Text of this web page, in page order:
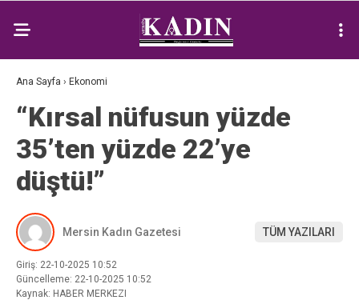
Ana Sayfa › Ekonomi
“Kırsal nüfusun yüzde
35’ten yüzde 22’ye
düştü!”
Mersin Kadın Gazetesi TÜM YAZILARI
Giriş: 22-10-2025 10:52
Güncelleme: 22-10-2025 10:52
Kaynak: HABER MERKEZI